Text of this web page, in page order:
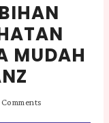
MUDAH
Comments